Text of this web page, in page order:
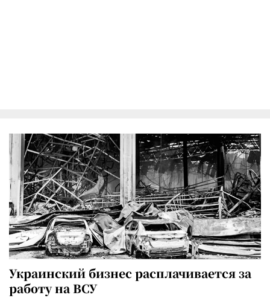
Украинский бизнес расплачивается за
работу на ВСУ